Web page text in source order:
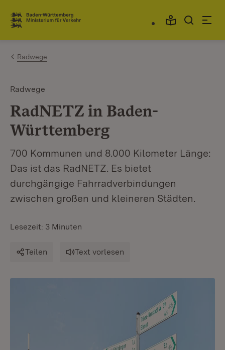
Zum Inhalt springen
Link zur Startseite
Radwege
Radwege
RadNETZ in Baden-
Württemberg
700 Kommunen und 8.000 Kilometer Länge:
Das ist das RadNETZ. Es bietet
durchgängige Fahrradverbindungen
zwischen großen und kleineren Städten.
Lesezeit: 3 Minuten
Teilen Text vorlesen